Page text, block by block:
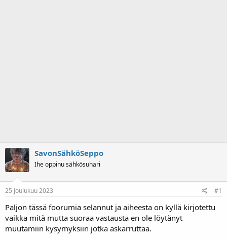
SavonSähköSeppo
Ihe oppinu sähkösuhari
25 Joulukuu 2023 #1
Paljon tässä foorumia selannut ja aiheesta on kyllä kirjotettu
vaikka mitä mutta suoraa vastausta en ole löytänyt
muutamiin kysymyksiin jotka askarruttaa.